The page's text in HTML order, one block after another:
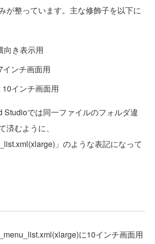
が整っています。主な修飾子を以下に
向き表示用
インチ画面用
インチ画面用
では同一ファイルのフォルダ違
済むように、
」のような表記になって
に10インチ画面用